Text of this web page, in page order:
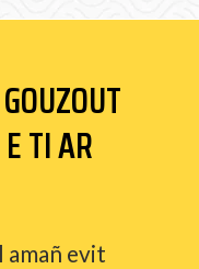
TI AR
amañ evit